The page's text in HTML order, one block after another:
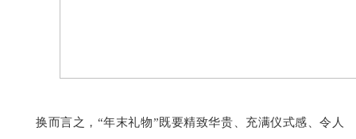
换而言之，“年末礼物”既要精致华贵、充满仪式感、令人